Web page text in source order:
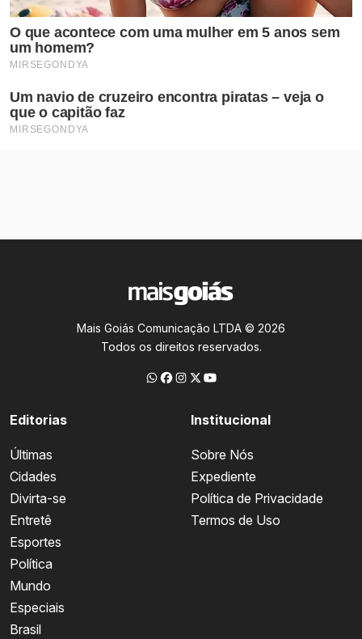
Mais Goiás Comunicação LTDA © 2026
Todos os direitos reservados.
Editorias
Últimas
Cidades
Divirta-se
Entretê
Esportes
Política
Mundo
Especiais
Brasil
Institucional
Sobre Nós
Expediente
Política de Privacidade
Termos de Uso